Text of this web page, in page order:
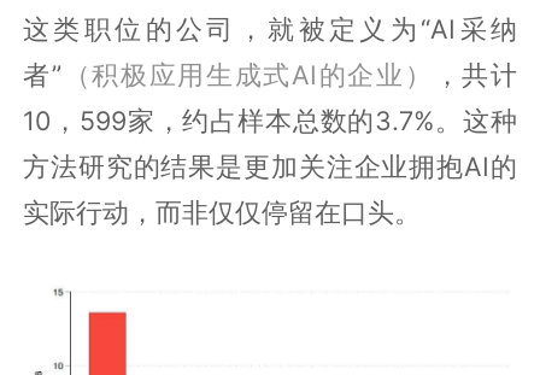
这类职位的公司，就被定义为“AI采纳
者” （积极应用生成式AI的企业）
，共计
10，599家，约占样本总数的3.7%。这种
方法研究的结果是更加关注企业拥抱AI的
实际行动，而非仅仅停留在口头。